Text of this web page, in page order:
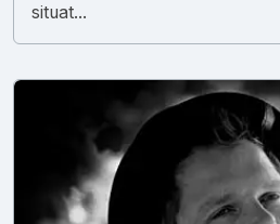
situat...